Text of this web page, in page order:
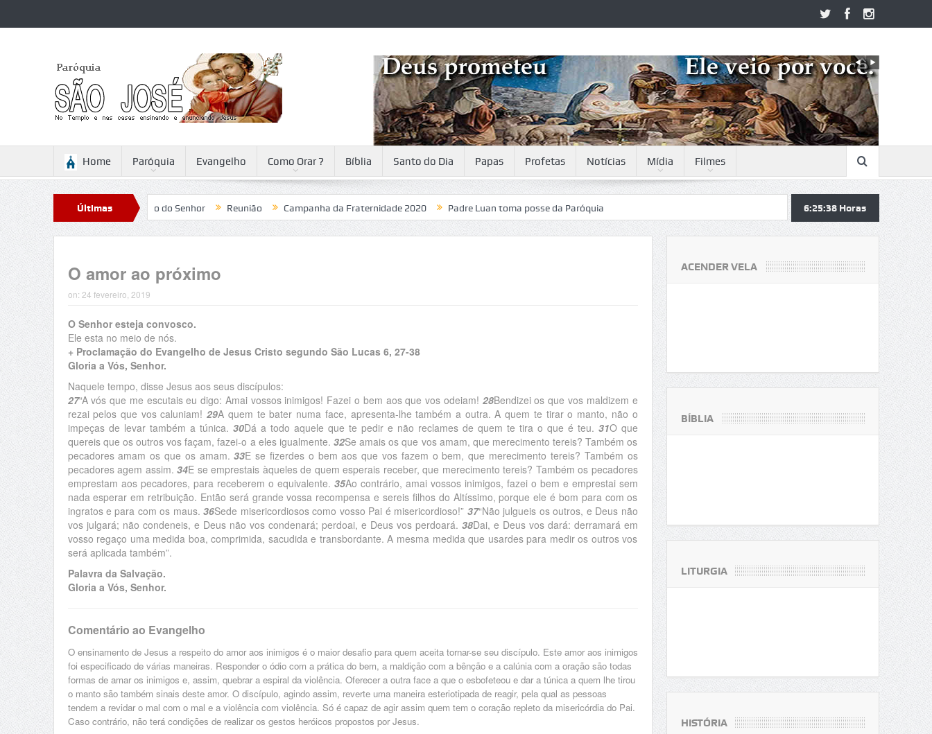
Home Paróquia Evangelho Como Orar ? Bíblia Santo do Dia Papas Profetas Notícias Mídia Filmes
Últimas
Notícias
Reflexão para a Ascensão do Senhor Reunião Campanha da Fraternidade 2020 Padre Luan toma posse da Paróquia 6:25:39 Horas
O amor ao próximo
on: 24 fevereiro, 2019
O Senhor esteja convosco.
Ele esta no meio de nós.
+ Proclamação do Evangelho de Jesus Cristo segundo São Lucas 6, 27-38
Gloria a Vós, Senhor.
Naquele tempo, disse Jesus aos seus discípulos:
27“A vós que me escutais eu digo: Amai vossos inimigos! Fazei o bem aos que vos odeiam! 28Bendizei os que vos maldizem e
rezai pelos que vos caluniam! 29A quem te bater numa face, apresenta-lhe também a outra. A quem te tirar o manto, não o
impeças de levar também a túnica. 30Dá a todo aquele que te pedir e não reclames de quem te tira o que é teu. 31O que
quereis que os outros vos façam, fazei-o a eles igualmente. 32Se amais os que vos amam, que merecimento tereis? Também os
pecadores amam os que os amam.33E se fizerdes o bem aos que vos fazem o bem, que merecimento tereis? Também os
pecadores agem assim. 34E se emprestais àqueles de quem esperais receber, que merecimento tereis? Também os pecadores
emprestam aos pecadores, para receberem o equivalente. 35Ao contrário, amai vossos inimigos, fazei o bem e emprestai sem
nada esperar em retribuição. Então será grande vossa recompensa e sereis filhos do Altíssimo, porque ele é bom para com os
ingratos e para com os maus.36Sede misericordiosos como vosso Pai é misericordioso!” 37“Não julgueis os outros, e Deus não
vos julgará; não condeneis, e Deus não vos condenará; perdoai, e Deus vos perdoará. 38Dai, e Deus vos dará: derramará em
vosso regaço uma medida boa, comprimida, sacudida e transbordante. A mesma medida que usardes para medir os outros vos
será aplicada também”.
Palavra da Salvação.
Gloria a Vós, Senhor.
Comentário ao Evangelho
O ensinamento de Jesus a respeito do amor aos inimigos é o maior desafio para quem aceita tornar-se seu discípulo. Este amor aos inimigos
foi especificado de várias maneiras. Responder o ódio com a prática do bem, a maldição com a bênção e a calúnia com a oração são todas
formas de amar os inimigos e, assim, quebrar a espiral da violência. Oferecer a outra face a que o esbofeteou e dar a túnica a quem lhe tirou
o manto são também sinais deste amor. O discípulo, agindo assim, reverte uma maneira esteriotipada de reagir, pela qual as pessoas
tendem a revidar o mal com o mal e a violência com violência. Só é capaz de agir assim quem tem o coração repleto da misericórdia do Pai.
Caso contrário, não terá condições de realizar os gestos heróicos propostos por Jesus.
ACENDER VELA
BÍBLIA
LITURGIA
HISTÓRIA